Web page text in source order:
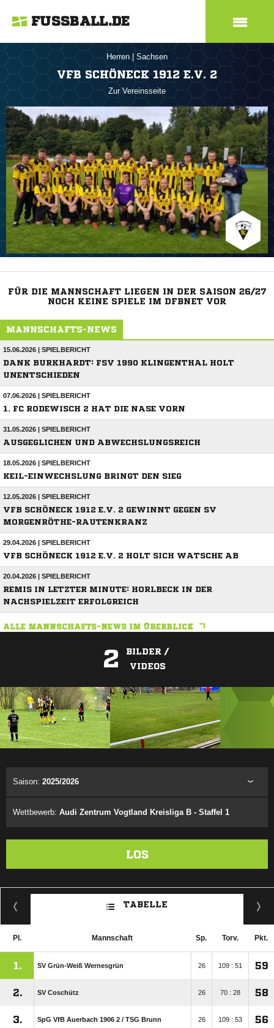
FUSSBALL.DE
Herren Sachsen
VFB SCHÖNECK 1912 E.V. 2
Zur Vereinsseite
FÜR DIE MANNSCHAFT LIEGEN IN DER SAISON 26/27
NOCH KEINE SPIELE IM DFBNET VOR
MANNSCHAFTS-NEWS
15.06.2026 | SPIELBERICHT
DANK BURKHARDT: FSV 1990 KLINGENTHAL HOLT
UNENTSCHIEDEN
07.06.2026 | SPIELBERICHT
1. FC RODEWISCH 2 HAT DIE NASE VORN
31.05.2026 | SPIELBERICHT
AUSGEGLICHEN UND ABWECHSLUNGSREICH
18.05.2026 | SPIELBERICHT
KEIL-EINWECHSLUNG BRINGT DEN SIEG
12.05.2026 | SPIELBERICHT
VFB SCHÖNECK 1912 E.V. 2 GEWINNT GEGEN SV
MORGENRÖTHE-RAUTENKRANZ
29.04.2026 | SPIELBERICHT
VFB SCHÖNECK 1912 E.V. 2 HOLT SICH WATSCHE AB
20.04.2026 | SPIELBERICHT
REMIS IN LETZTER MINUTE: HORLBECK IN DER
NACHSPIELZEIT ERFOLGREICH
ALLE MANNSCHAFTS-NEWS IM ÜBERBLICK
2
BILDER /
VIDEOS
Saison: 2025/2026
Wettbewerb: Audi Zentrum Vogtland Kreisliga B - Staffel 1
LOS
TABELLE
Pl. Mannschaft Sp. Torv. Pkt.
1. SV Grün-Weiß Wernesgrün 26 109 : 51 59
2. SV Coschütz 26 70 : 28 58
3. SpG VfB Auerbach 1906 2 /​ TSG Brunn 26 109 : 53 56